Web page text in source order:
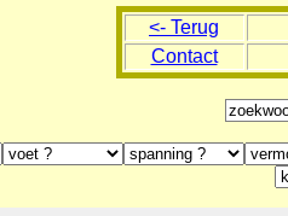
<- Terug
Contact